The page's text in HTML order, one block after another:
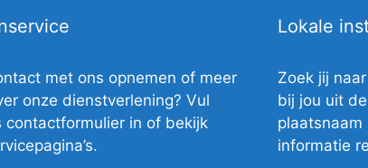
met ons opnemen of meer
onze dienstverlening? Vul
contactformulier in of bekijk
Lokale
Zoek jij
bij jou uit
informatie